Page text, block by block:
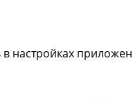
настройках